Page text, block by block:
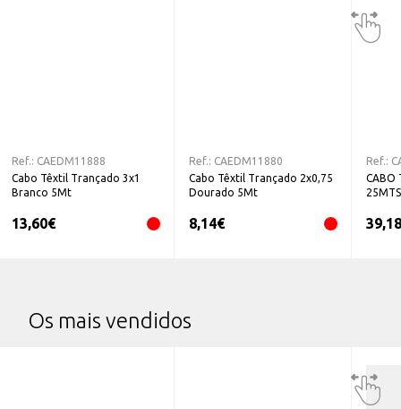
Ref.: CAEDM11888
Cabo Têxtil Trançado 3x1
Branco 5Mt
13,60€
Ref.: CAEDM11880
Cabo Têxtil Trançado 2x0,75
Dourado 5Mt
8,14€
Ref.:
CABO
39,18
Os mais vendidos